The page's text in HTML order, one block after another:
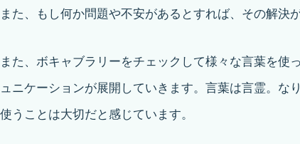
また、もし何か問題や不安があるとすれば、その解決
また、ボキャブラリーをチェックして様々な言葉を使
ュニケーションが展開していきます。言葉は言霊。な
使うことは大切だと感じています。